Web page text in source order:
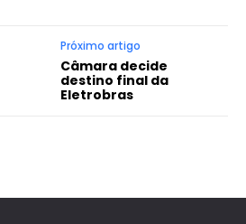
Próximo artigo
Câmara decide
destino final da
Eletrobras